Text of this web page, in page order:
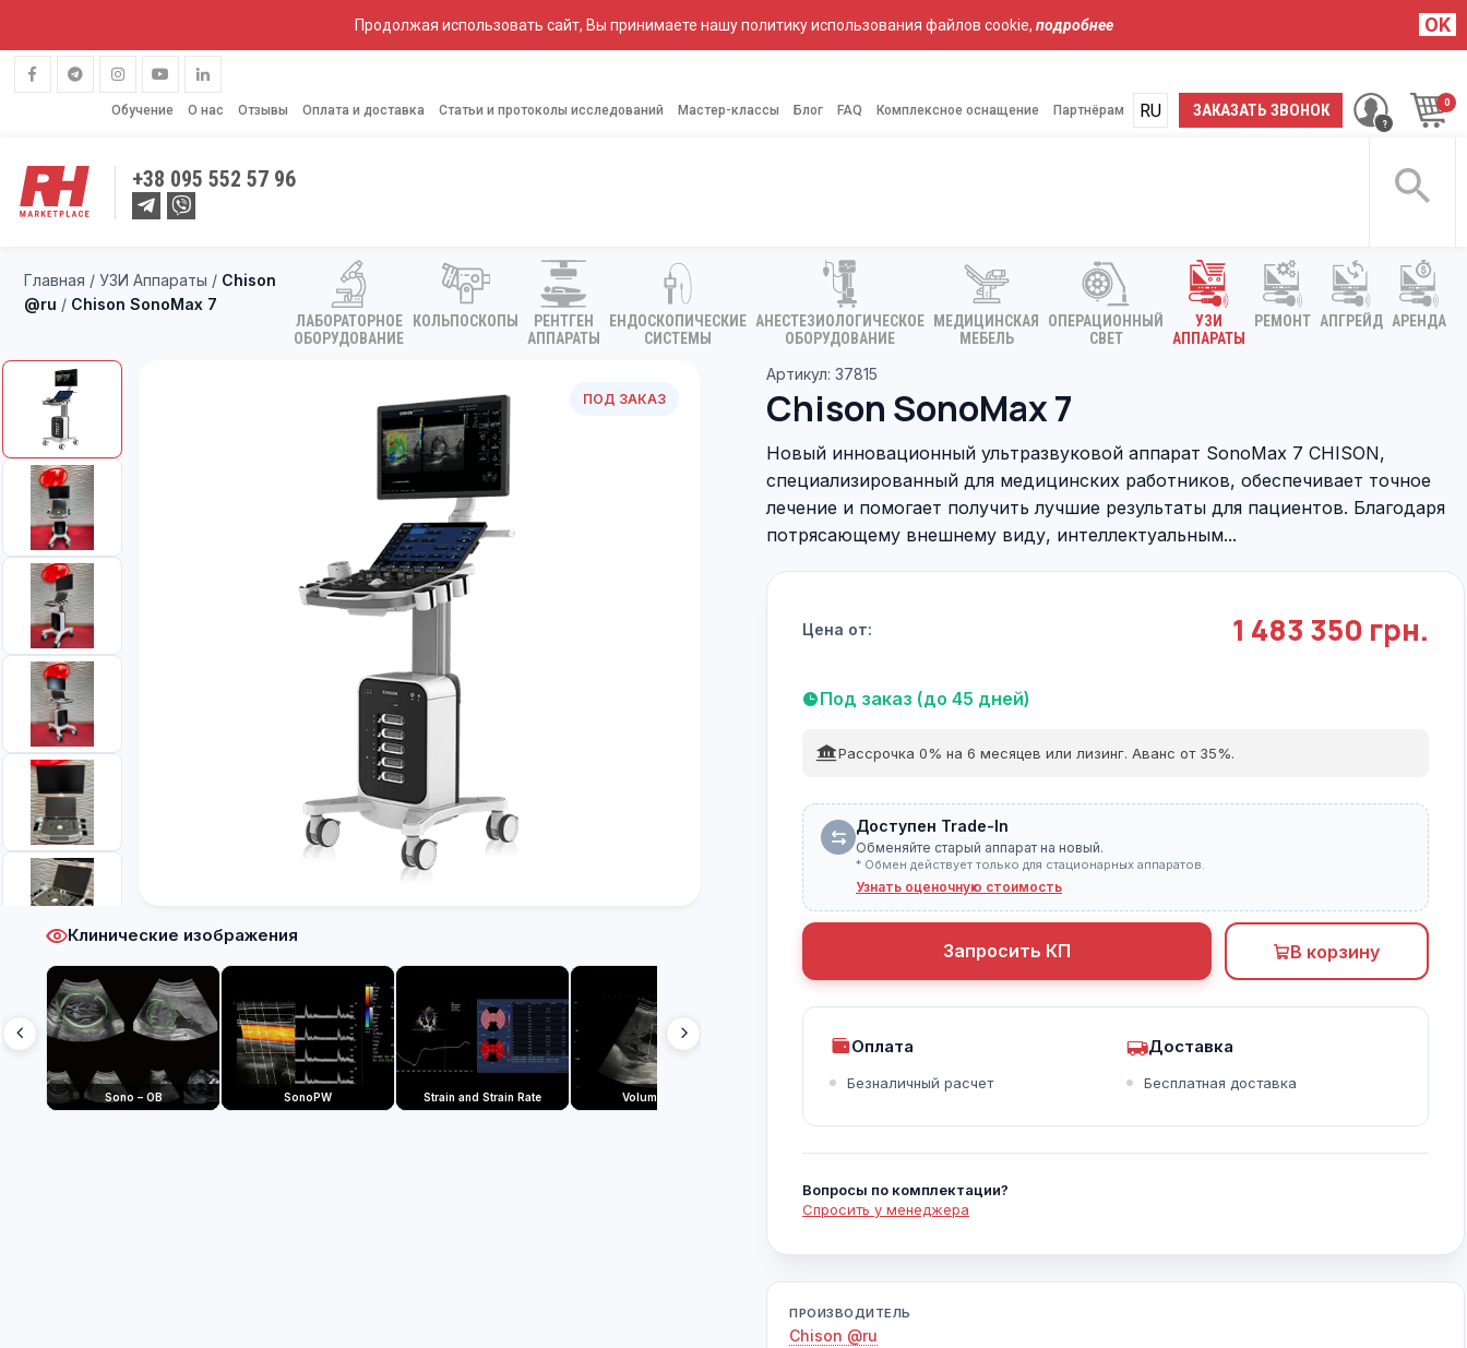
Продолжая использовать сайт, Вы принимаете нашу политику использования файлов cookie, подробнее OK
Обучение О нас Отзывы Оплата и доставка Статьи и протоколы исследований Мастер-классы Блог FAQ Комплексное оснащение Партнёрам ЗАКАЗАТЬ ЗВОНОК
RU
UA
+38 095 552 57 96
ЛАБОРАТОРНОЕ
ОБОРУДОВАНИЕ
КОЛЬПОСКОПЫ
РЕНТГЕН
АППАРАТЫ
ЕНДОСКОПИЧЕСКИЕ
СИСТЕМЫ
АНЕСТЕЗИОЛОГИЧЕСКОЕ
ОБОРУДОВАНИЕ
МЕДИЦИНСКАЯ
МЕБЕЛЬ
ОПЕРАЦИОННЫЙ
СВЕТ
УЗИ
АППАРАТЫ
РЕМОНТ АПГРЕЙД АРЕНДА
Главная / УЗИ Аппараты / Chison
@ru / Chison SonoMax 7
ПОД ЗАКАЗ
Клинические изображения
Sono – OB SonoPW Strain and Strain Rate Volume Flow
Артикул: 37815
Chison SonoMax 7
Новый инновационный ультразвуковой аппарат SonoMax 7 CHISON,
специализированный для медицинских работников, обеспечивает точное
лечение и помогает получить лучшие результаты для пациентов. Благодаря
потрясающему внешнему виду, интеллектуальным...
Цена от: 1 483 350 грн.
Под заказ (до 45 дней)
Рассрочка 0% на 6 месяцев или лизинг. Аванс от 35%.
Доступен Trade-In
Обменяйте старый аппарат на новый.
* Обмен действует только для стационарных аппаратов.
Узнать оценочную стоимость
Запросить КП В корзину
Оплата
Безналичный расчет
Доставка
Бесплатная доставка
Вопросы по комплектации?
Спросить у менеджера
ПРОИЗВОДИТЕЛЬ
Chison @ru